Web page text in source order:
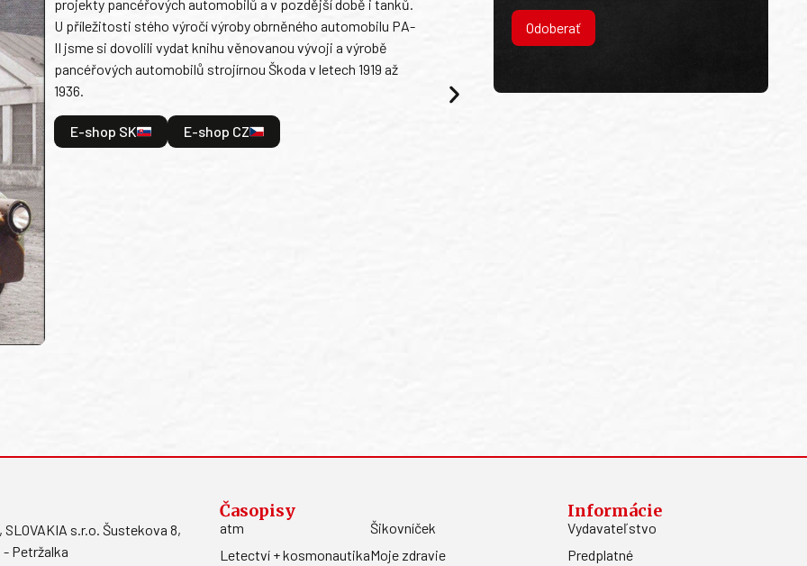
projekty pancéřových automobilů a v pozdější době i tanků.
U příležitosti stého výročí výroby obrněného automobilu PA-
II jsme si dovolili vydat knihu věnovanou vývoji a výrobě
pancéřových automobilů strojírnou Škoda v letech 1919 až
1936.
E-shop SK E-shop CZ
Odoberať
SLOVAKIA s.r.o. Šustekova 8,
- Petržalka
Časopisy
atm
Letectví + kosmonautika
Šikovníček
Moje zdravie
Informácie
Vydavateľstvo
Predplatné